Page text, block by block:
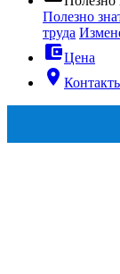
Полезно
труда
account_balance_walletЦена
room